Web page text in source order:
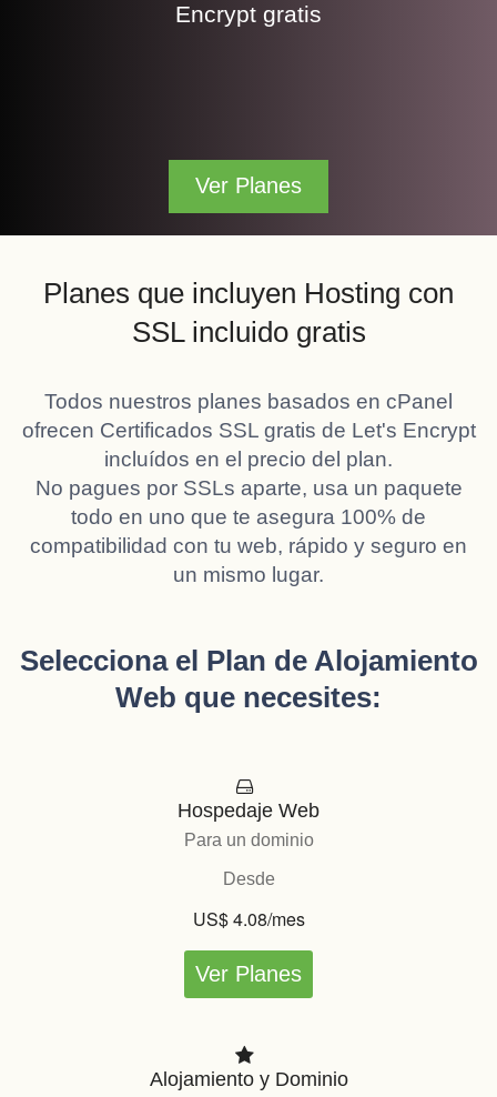
Encrypt gratis
Ver Planes
Planes que incluyen Hosting con
SSL incluido gratis
Todos nuestros planes basados en cPanel
ofrecen Certificados SSL gratis de Let's Encrypt
incluídos en el precio del plan.
No pagues por SSLs aparte, usa un paquete
todo en uno que te asegura 100% de
compatibilidad con tu web, rápido y seguro en
un mismo lugar.
Selecciona el Plan de Alojamiento
Web que necesites:
Hospedaje Web
Para un dominio
Desde
US$ 4.08/mes
Ver Planes
Alojamiento y Dominio